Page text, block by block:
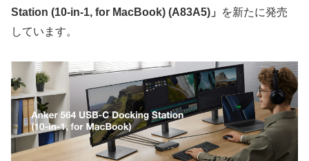
Station (10-in-1, for MacBook) (A83A5)」
を新たに発売
しています。